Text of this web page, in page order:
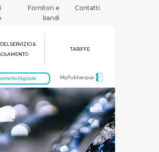
Fornitori e
bandi
Contatti
SERVIZIO &
TARIFFE
MyPubliacqua
Digitale